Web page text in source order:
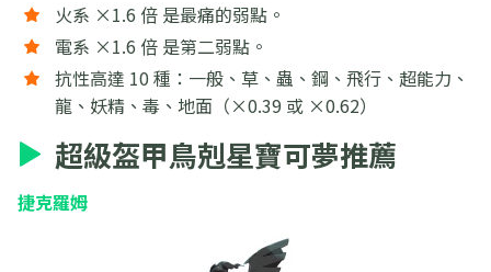
火系 ×1.6 倍 是最痛的弱點。
電系 ×1.6 倍 是第二弱點。
抗性高達 10 種：一般、草、蟲、鋼、飛行、超能力、
龍、妖精、毒、地面（×0.39 或 ×0.62）
超級盔甲鳥剋星寶可夢推薦
捷克羅姆